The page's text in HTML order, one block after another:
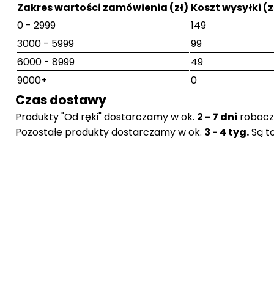
Zakres wartości zamówienia (zł) Koszt wysyłki
0 - 2999
149
3000 - 5999
99
6000 - 8999
49
9000+
0
Czas dostawy
Produkty "Od ręki" dostarczamy w ok. 2 - 7 dni
Pozostałe produkty dostarczamy w ok. 3 - 4 tyg.Są